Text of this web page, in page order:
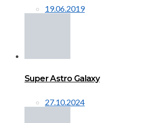
19.06.2019
Super Astro Galaxy
27.10.2024